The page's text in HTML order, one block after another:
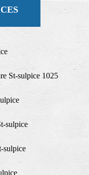
St-sulpice 1025
sulpice
sulpice